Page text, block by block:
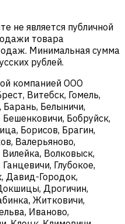
не является публичной
товара
Минимальная сумма
рублей.
компанией ООО
Витебск, Гомель,
Барань, Белыничи,
Бобруйск,
Борисов, Брагин,
Валерьяново,
Волковыск,
Глубокое,
Давид-Городок,
Дрогичин,
Житковичи,
Иваново,